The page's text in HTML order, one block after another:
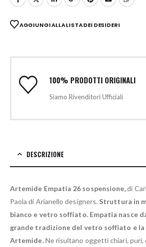
AGGIUNGI ALLA LISTA DEI DESIDERI
100% PRODOTTI ORIGINALI
Siamo Rivenditori Ufficiali
DESCRIZIONE
Artemide Empatia 26 sospensione,di
Paola di Arianello designers. Struttura in
bianco e vetro soffiato. Empatia nasce
grande tradizione del vetro soffiato e la
Artemide.Ne risultano oggetti chiari, puri,